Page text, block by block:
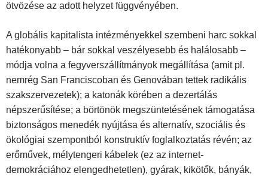
ötvözése az adott helyzet függvényében.
A globális kapitalista intézményekkel szembeni harc sokkal
hatékonyabb – bár sokkal veszélyesebb és halálosabb –
módja volna a fegyverszállítmányok megállítása (amit pl.
nemrég San Franciscoban és Genovában tettek radikális
szakszervezetek); a katonák körében a dezertálás
népszerűsítése; a börtönök megszüntetésének támogatása
biztonságos menedék nyújtása és alternatív, szociális és
ökológiai szempontból konstruktív foglalkoztatás révén; az
erőművek, mélytengeri kábelek (ez az internet-
demokráciához elengedhetetlen), gyárak, kikötők, bányák,